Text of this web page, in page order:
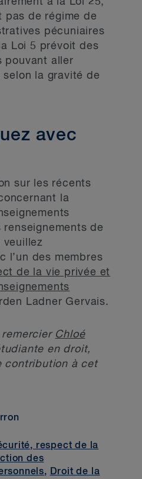
pas de régime de
pécuniaires
Loi 5 prévoit des
pouvant aller
selon la gravité de
avec
sur les récents
la
de
veuillez
l’un des membres
de la vie privée et
Ladner Gervais.
Chloé
en droit,
contribution à cet
respect de la
des
, Droit de la